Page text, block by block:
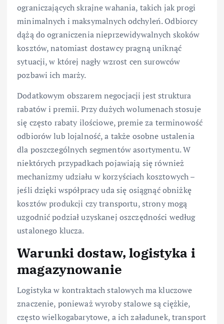
ograniczających skrajne wahania, takich jak progi
minimalnych i maksymalnych odchyleń. Odbiorcy
dążą do ograniczenia nieprzewidywalnych skoków
kosztów, natomiast dostawcy pragną uniknąć
sytuacji, w której nagły wzrost cen surowców
pozbawi ich marży.
Dodatkowym obszarem negocjacji jest struktura
rabatów i premii. Przy dużych wolumenach stosuje
się często rabaty ilościowe, premie za terminowość
odbiorów lub lojalność, a także osobne ustalenia
dla poszczególnych segmentów asortymentu. W
niektórych przypadkach pojawiają się również
mechanizmy udziału w korzyściach kosztowych –
jeśli dzięki współpracy uda się osiągnąć obniżkę
kosztów produkcji czy transportu, strony mogą
uzgodnić podział uzyskanej oszczędności według
ustalonego klucza.
Warunki dostaw, logistyka i
magazynowanie
Logistyka w kontraktach stalowych ma kluczowe
znaczenie, ponieważ wyroby stalowe są ciężkie,
często wielkogabarytowe, a ich załadunek, transport